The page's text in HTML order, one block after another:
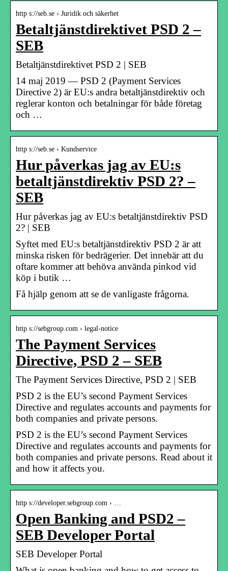
http s://seb.se › Juridik och säkerhet
Betaltjänstdirektivet PSD 2 –
SEB
Betaltjänstdirektivet PSD 2 | SEB
14 maj 2019 — PSD 2 (Payment Services
Directive 2) är EU:s andra betaltjänstdirektiv och
reglerar konton och betalningar för både företag
och …
http s://seb.se › Kundservice
Hur påverkas jag av EU:s
betaltjänstdirektiv PSD 2? –
SEB
Hur påverkas jag av EU:s betaltjänstdirektiv PSD
2? | SEB
Syftet med EU:s betaltjänstdirektiv PSD 2 är att
minska risken för bedrägerier. Det innebär att du
oftare kommer att behöva använda pinkod vid
köp i butik …
Få hjälp genom att se de vanligaste frågorna.
http s://sebgroup.com › legal-notice
The Payment Services
Directive, PSD 2 – SEB
The Payment Services Directive, PSD 2 | SEB
PSD 2 is the EU’s second Payment Services
Directive and regulates accounts and payments for
both companies and private persons.
PSD 2 is the EU’s second Payment Services
Directive and regulates accounts and payments for
both companies and private persons. Read about it
and how it affects you.
http s://developer.sebgroup.com › …
Open Banking and PSD2 –
SEB Developer Portal
SEB Developer Portal